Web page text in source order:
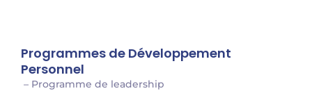
Programmes de Développement
Personnel
– Programme de leadership